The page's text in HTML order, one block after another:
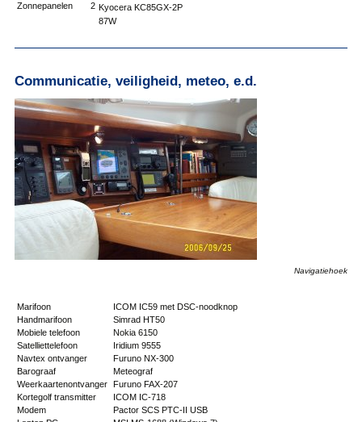
Zonnepanelen 2 Kyocera KC85GX-2P
87W
Communicatie, veiligheid, meteo, e.d.
Navigatiehoek
Marifoon
ICOM IC59 met DSC-noodknop
Handmarifoon
Simrad HT50
Mobiele telefoon
Nokia 6150
Satelliettelefoon
Iridium 9555
Navtex ontvanger
Furuno NX-300
Barograaf
Meteograf
Weerkaartenontvanger Furuno FAX-207
Kortegolf transmitter
ICOM IC-718
Modem
Pactor SCS PTC-II USB